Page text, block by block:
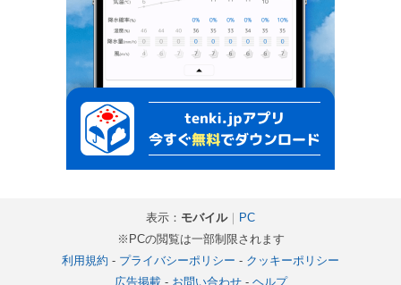
表示： モバイル｜ PC
※PCの閲覧は一部制限されます
利用規約 - プライバシーポリシー - クッキーポリシー
広告掲載- お問い合わせ- ヘルプ